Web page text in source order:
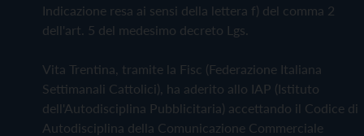
Indicazione resa ai sensi della lettera f) del comma 2
dell'art. 5 del medesimo decreto Lgs.
Vita Trentina, tramite la Fisc (Federazione Italiana
Settimanali Cattolici), ha aderito allo IAP (Istituto
dell'Autodisciplina Pubblicitaria) accettando il Codice di
Autodisciplina della Comunicazione Commerciale